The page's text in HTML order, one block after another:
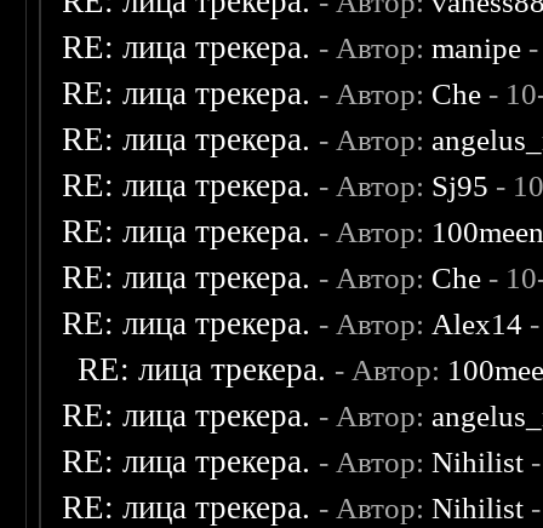
RE: лица трекера. - Автор:manipe
RE: лица трекера. - Автор: Che -
RE: лица трекера. - Автор:
RE: лица трекера. - Автор: Sj95 -
RE: лица трекера. - Автор:
RE: лица трекера. - Автор: Che -
RE: лица трекера. - Автор: Alex14
RE: лица трекера. - Автор:
RE: лица трекера. - Автор:
RE: лица трекера. - Автор:Nihilist
RE: лица трекера. - Автор:Nihilist